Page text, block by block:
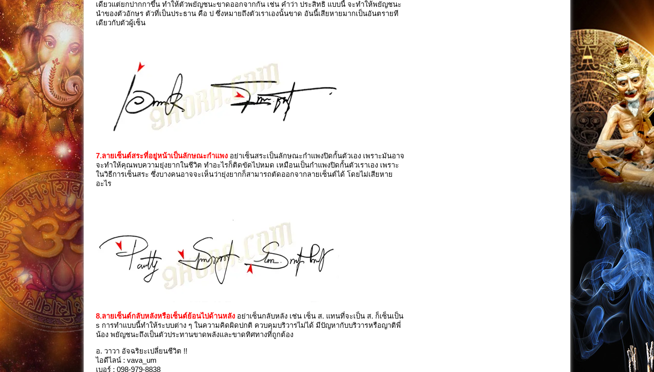
เดียวแต่ยกปากกาขึ้น ทำให้ตัวพยัญชนะขาดออกจากกัน เช่น คำว่า ประสิทธิ แบบนี้ จะทำให้พยัญชนะ
นำของตัวอักษร ตัวที่เป็นประธาน คือ ป ซึ่งหมายถึงตัวเราเองนั้นขาด อันนี้เสียหายมากเป็นอันตรายที
เดียวกับตัวผู้เซ็น
7.ลายเซ็นต์สระที่อยู่หน้าเป็นลักษณะกำแพง อย่าเซ็นสระเป็นลักษณะกำแพงปิดกั้นตัวเอง เพราะมันอาจ
จะทำให้คุณพบความยุ่งยากในชีวิต ทำอะไรก็ติดขัดไปหมด เหมือนเป็นกำแพงปิดกั้นตัวเราเอง เพราะ
ในวิธีการเซ็นสระ ซึ่งบางคนอาจจะเห็นว่ายุ่งยากก็สามารถตัดออกจากลายเซ็นต์ได้ โดยไม่เสียหาย
อะไร
8.ลายเซ็นต์กลับหลังหรือเซ็นต์ย้อนไปด้านหลัง อย่าเซ็นกลับหลัง เช่น เซ็น ส. แทนที่จะเป็น ส. ก็เซ็นเป็น
s การทำแบบนี้ทำให้ระบบต่าง ๆ ในความคิดผิดปกติ ควบคุมบริวารไม่ได้ มีปัญหากับบริวารหรือญาติพี่
น้อง พยัญชนะถึงเป็นตัวประทานขาดพลังและขาดทิศทางที่ถูกต้อง
อ. วาวา อัจฉริยะเปลี่ยนชีวิต !!
ไอดีไลน์ : vava_um
เบอร์ : 098-979-8838